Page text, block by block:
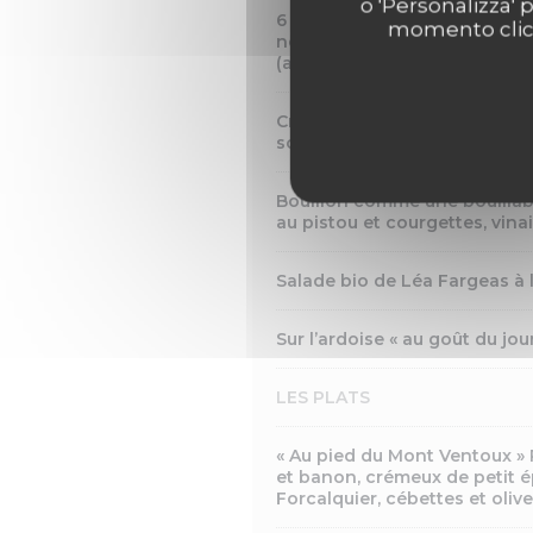
o 'Personalizza'
momento
6 escargots de chez
noisettes parfumé au
(anisé limousin) 4 cl à 5,00 €
Crevettes marinées au
soubressade, harissa à la
Bouillon comme une
au pistou et courgettes,
Salade bio de Léa Fargeas à
Sur l’ardoise « au goût du
LES PLATS
« Au pied du Mont Ventoux
et banon, crémeux de petit
Forcalquier, cébettes et